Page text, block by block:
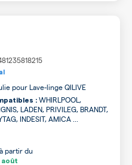
pour Lave-linge QILIVE
: WHIRLPOOL,
LADEN, PRIVILEG, BRANDT,
INDESIT, AMICA ...
partir du
août